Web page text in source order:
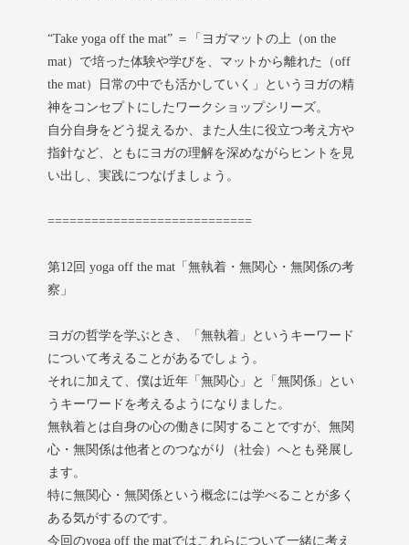
“Take yoga off the mat” ＝「ヨガマットの上（on the
mat）で培った体験や学びを、マットから離れた（off
the mat）日常の中でも活かしていく」というヨガの精
神をコンセプトにしたワークショップシリーズ。
自分自身をどう捉えるか、また人生に役立つ考え方や
指針など、ともにヨガの理解を深めながらヒントを見
い出し、実践につなげましょう。
============================
第12回 yoga off the mat「無執着・無関心・無関係の考
察」
ヨガの哲学を学ぶとき、「無執着」というキーワード
について考えることがあるでしょう。
それに加えて、僕は近年「無関心」と「無関係」とい
うキーワードを考えるようになりました。
無執着とは自身の心の働きに関することですが、無関
心・無関係は他者とのつながり（社会）へとも発展し
ます。
特に無関心・無関係という概念には学べることが多く
ある気がするのです。
今回のyoga off the matではこれらについて一緒に考え